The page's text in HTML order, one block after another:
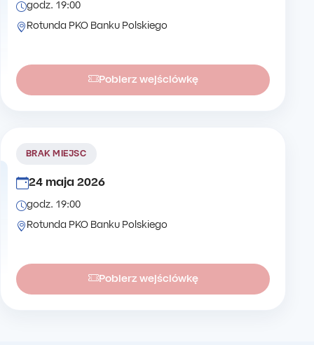
godz. 19:00
Rotunda PKO Banku Polskiego
Pobierz wejściówkę
BRAK MIEJSC
24 maja 2026
godz. 19:00
Rotunda PKO Banku Polskiego
Pobierz wejściówkę